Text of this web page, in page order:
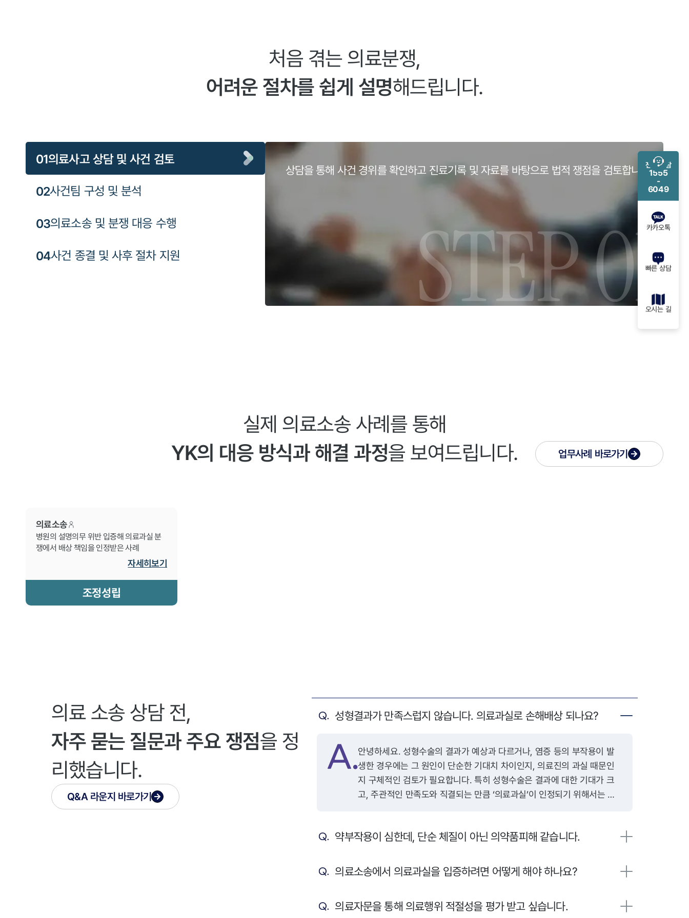
전화 상담
1555
-
6049
카카오톡
빠른 상담
오시는 길
처음 겪는 의료분쟁,
어려운 절차를 쉽게 설명해드립니다.
01의료사고 상담 및 사건 검토
02사건팀 구성 및 분석
03의료소송 및 분쟁 대응 수행
04사건 종결 및 사후 절차 지원
상담을 통해 사건 경위를 확인하고 진료기록 및 자료를 바탕으로 법적 쟁점을 검토합니다.
실제 의료소송 사례를 통해
YK의 대응 방식과 해결 과정을 보여드립니다. 업무사례 바로가기
의료소송
병원의 설명의무 위반 입증해 의료과실 분
쟁에서 배상 책임을 인정받은 사례
자세히보기
조정성립
의료 소송 상담 전,
자주 묻는 질문과 주요 쟁점을 정
리했습니다.
Q&A 라운지 바로가기
성형결과가 만족스럽지 않습니다. 의료과실로 손해배상 되나요?
안녕하세요. 성형수술의 결과가 예상과 다르거나, 염증 등의 부작용이 발
생한 경우에는 그 원인이 단순한 기대치 차이인지, 의료진의 과실 때문인
지 구체적인 검토가 필요합니다. 특히 성형수술은 결과에 대한 기대가 크
고, 주관적인 만족도와 직결되는 만큼 ‘의료과실’이 인정되기 위해서는 다
시술의 목적, 수술 방법, 부작용 가능성, 예측 가능한 결과 등을 충분히 설
법행위 책임이 성립할 수 있습니다. 또한 수술 과정에서 해부학적 구조를
오인하거나 부적절한 절개, 봉합, 재료 사용 등을 하였다면 이는 시술상 과
관리 부주의가 아닌 의료진의 무균조치 미흡, 적절하지 않은 수술 기술 또
약부작용이 심한데, 단순 체질이 아닌 의약품피해 같습니다.
의료소송에서 의료과실을 입증하려면 어떻게 해야 하나요?
의료자문을 통해 의료행위 적절성을 평가 받고 싶습니다.